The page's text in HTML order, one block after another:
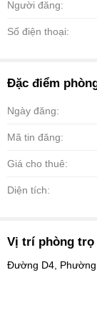
Người đăng:
Số điện thoại:
Đặc điểm
Ngày đăng:
Mã tin đăng:
Giá cho thuê:
Diện tích:
Vị trí phòng trọ
Đường D4,